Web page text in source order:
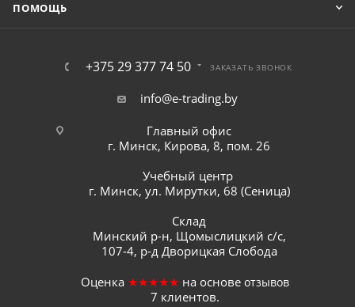
ПОМОЩЬ
+375 29 377 74 50 ЗАКАЗАТЬ ЗВОНОК
info@e-trading.by
Главный офис
г. Минск, Кирова, 8, пом. 26
Учебный центр
г. Минск, ул. Мирутки, 68 (Сеница)
Склад
Минский р-н, Щомыслицкий с/с,
107-4, р-д Дворицкая Слобода
Оценка ★★★★★ на основе отзывов
7 клиентов.